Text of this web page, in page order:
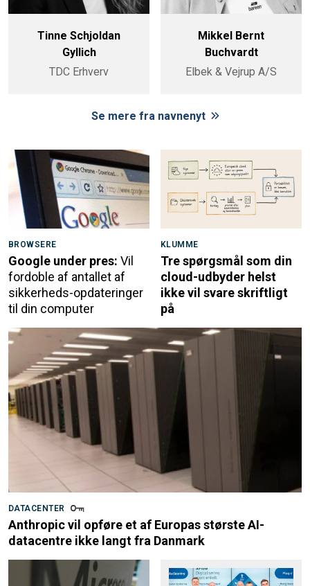
Tinne Schjoldan
Gyllich
TDC Erhverv
Mikkel Bernt
Buchvardt
Elbek & Vejrup A/S
Se mere fra navnenyt
BROWSERE
Google under pres: Vil
fordoble af antallet af
sikkerheds-opdateringer
til din computer
KLUMME
Tre spørgsmål som din
cloud-udbyder helst
ikke vil svare skriftligt
på
DATACENTER
Anthropic vil opføre et af Europas største AI-
datacentre ikke langt fra Danmark